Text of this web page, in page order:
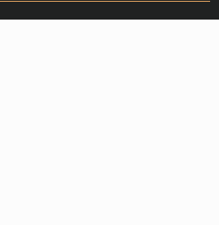
הצטרף לקרן